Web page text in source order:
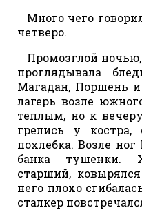
Много чего
четверо.
Промозглой ночью,
проглядывала
Магадан, Поршень и
лагерь возле
теплым, но к
грелись у костра,
похлебка. Возле
банка тушенки.
старший,
него плохо
сталкер